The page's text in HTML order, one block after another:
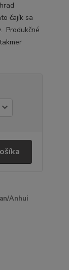
čajík sa
Produkčné
Anhui